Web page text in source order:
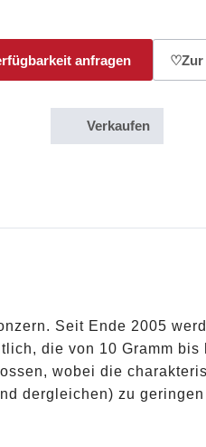
anfragen ♡Zur
Umicore Menge
Verkaufen
Seit Ende 2005
die von 10 Gramm
wobei die
dergleichen) zu